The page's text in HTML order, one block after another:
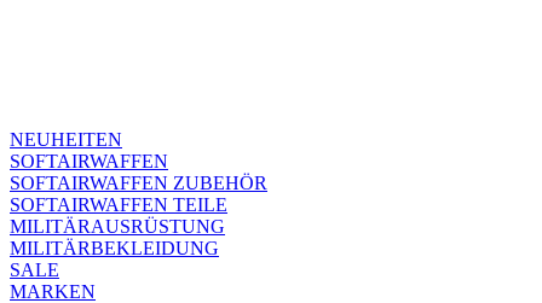
NEUHEITEN
SOFTAIRWAFFEN
SOFTAIRWAFFEN ZUBEHÖR
SOFTAIRWAFFEN TEILE
MILITÄRAUSRÜSTUNG
MILITÄRBEKLEIDUNG
SALE
MARKEN